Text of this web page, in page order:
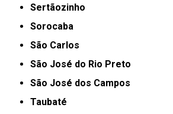
Sertãozinho
Sorocaba
São Carlos
São José do Rio Preto
São José dos Campos
Taubaté